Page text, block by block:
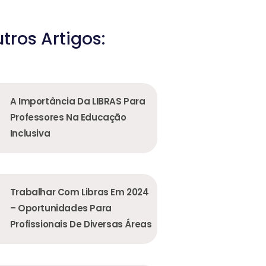
Artigos:
A Importância Da LIBRAS Para
Professores Na Educação
Inclusiva
Trabalhar Com Libras Em 2024
– Oportunidades Para
Profissionais De Diversas Áreas